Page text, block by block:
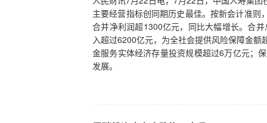
主要经营指标创同期历史最佳。按新会计准
合并净利润超1300亿元，同比大幅增长。合
入超过6200亿元，为全社会提供风险保障金
金服务实体经济存量投资规模超过6万亿元；
发展。